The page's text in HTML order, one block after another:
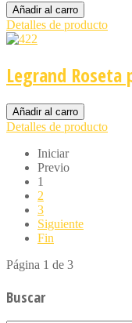
Detalles de producto
Legrand
Detalles de producto
Iniciar
Previo
1
2
3
Siguiente
Fin
Página 1 de 3
Buscar